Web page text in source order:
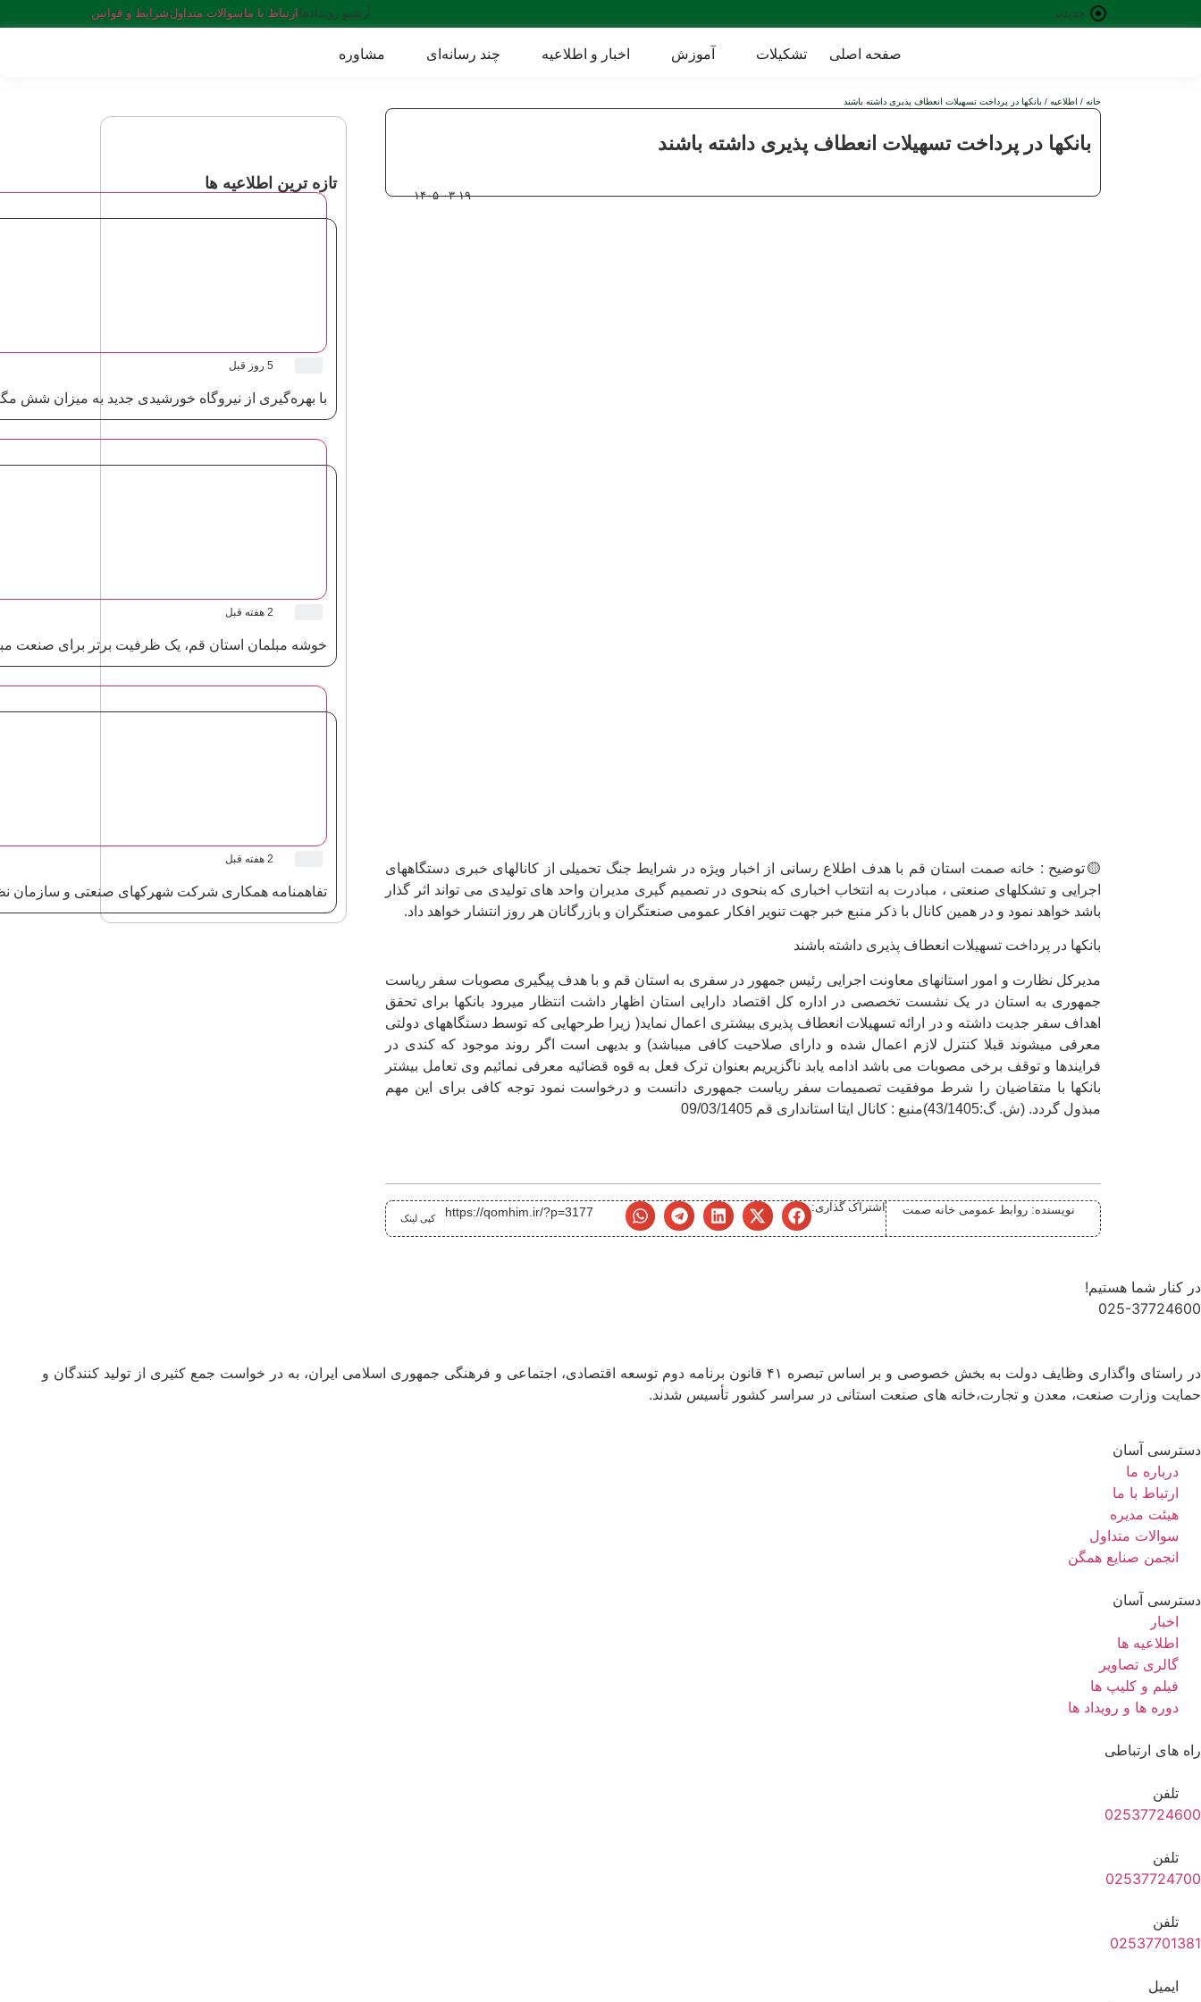
جدیدترین
خبرها:
آرشیو رویدادها ارتباط با ما سوالات متداول شرایط و قوانین
صفحه اصلی تشکیلات آموزش اخبار و اطلاعیه چند رسانه‌ای مشاوره
خانه / اطلاعیه / بانکها در پرداخت تسهیلات انعطاف پذیری داشته باشند
بانکها در پرداخت تسهیلات انعطاف پذیری داشته باشند
۱۴۰۵-۰۳-۱۹
🟡توضیح : خانه صمت استان قم با هدف اطلاع رسانی از اخبار ویژه در شرایط جنگ تحمیلی از کانالهای خبری دستگاههای
اجرایی و تشکلهای صنعتی ، مبادرت به انتخاب اخباری که بنحوی در تصمیم گیری مدیران واحد های تولیدی می تواند اثر گذار
باشد خواهد نمود و در همین کانال با ذکر منبع خبر جهت تنویر افکار عمومی صنعتگران و بازرگانان هر روز انتشار خواهد داد.
بانکها در پرداخت تسهیلات انعطاف پذیری داشته باشند
مدیرکل نظارت و امور استانهای معاونت اجرایی رئیس جمهور در سفری به استان قم و با هدف پیگیری مصوبات سفر ریاست
جمهوری به استان در یک نشست تخصصی در اداره کل اقتصاد دارایی استان اظهار داشت انتظار میرود بانکها برای تحقق
اهداف سفر جدیت داشته و در ارائه تسهیلات انعطاف پذیری بیشتری اعمال نماید( زیرا طرحهایی که توسط دستگاههای دولتی
معرفی میشوند قبلا کنترل لازم اعمال شده و دارای صلاحیت کافی میباشد) و بدیهی است اگر روند موجود که کندی در
فرایندها و توقف برخی مصوبات می باشد ادامه یابد ناگزیریم بعنوان ترک فعل به قوه قضائیه معرفی نمائیم وی تعامل بیشتر
بانکها با متقاضیان را شرط موفقیت تصمیمات سفر ریاست جمهوری دانست و درخواست نمود توجه کافی برای این مهم
مبذول گردد. (ش. گ:43/1405)منبع : کانال ایتا استانداری قم 09/03/1405
نویسنده: روابط عمومی خانه صمت
اشتراک گذاری:
کپی لینک https://qomhim.ir/?p=3177
تازه ترین اطلاعیه ها
5 روز قبل
با بهره‌گیری از نیروگاه خورشیدی جدید به میزان شش مگاوات ، ظرفیت نیروگاه‌های خورشیدی به صد مگاوات رسید.
2 هفته قبل
خوشه مبلمان استان قم، یک ظرفیت برتر برای صنعت
2 هفته قبل
تفاهمنامه همکاری شرکت شهرکهای صنعتی و سازمان
در کنار شما هستیم!
025-37724600
در راستای واگذاری وظایف دولت به بخش خصوصی و بر اساس تبصره ۴۱ قانون برنامه دوم توسعه اقتصادی، اجتماعی و فرهنگی جمهوری اسلامی ایران، به در خواست جمع کثیری از تولید کنندگان و
حمایت وزارت صنعت، معدن و تجارت،خانه های صنعت استانی در سراسر کشور تأسیس شدند.
دسترسی آسان
درباره ما
ارتباط با ما
هیئت مدیره
سوالات متداول
انجمن صنایع همگن
دسترسی آسان
اخبار
اطلاعیه ها
گالری تصاویر
فیلم و کلیپ ها
دوره ها و رویداد ها
راه های ارتباطی
تلفن
02537724600
تلفن
02537724700
تلفن
02537701381
ایمیل